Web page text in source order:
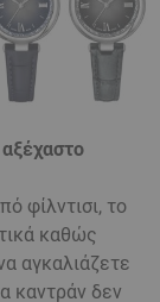
φίλντισι, το
καθώς
αγκαλιάζετε
καντράν δεν